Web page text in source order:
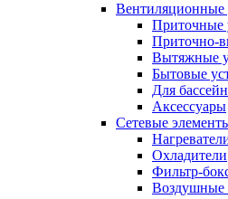
Вентиляционные
Приточные
Приточно-
Вытяжные
Бытовые
Для
Аксессуары
Сетевые
Охладители
Фильтр-
Воздушные